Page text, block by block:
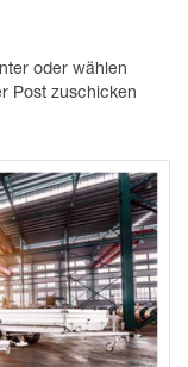
oder wählen
Post zuschicken